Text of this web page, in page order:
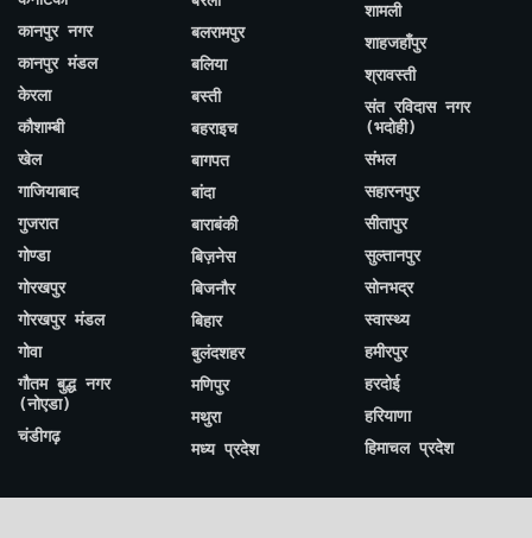
कानपुर नगर
कानपुर मंडल
केरला
कौशाम्बी
खेल
गाजियाबाद
गुजरात
गोण्डा
गोरखपुर
गोरखपुर मंडल
गोवा
गौतम बुद्ध नगर
(नोएडा)
चंडीगढ़
बलरामपुर
बलिया
बस्ती
बहराइच
बागपत
बांदा
बाराबंकी
बिज़नेस
बिजनौर
बिहार
बुलंदशहर
मणिपुर
मथुरा
मध्य प्रदेश
शामली
शाहजहाँपुर
श्रावस्ती
संत रविदास नगर
(भदोही)
संभल
सहारनपुर
सीतापुर
सुल्तानपुर
सोनभद्र
स्वास्थ्य
हमीरपुर
हरदोई
हरियाणा
हिमाचल प्रदेश